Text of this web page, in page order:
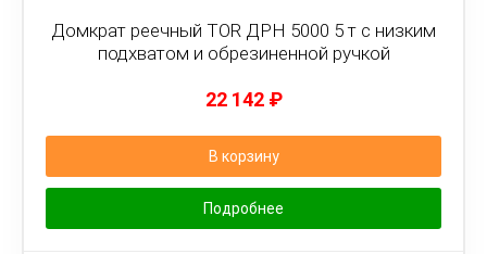
Домкрат реечный TOR ДРН 5000 5 т с низким
подхватом и обрезиненной ручкой
22 142 ₽
В корзину
Подробнее